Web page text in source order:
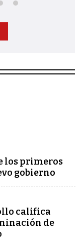
los primeros
gobierno
califica
de